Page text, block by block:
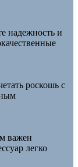
надежность и
роскошь с
важен
легко